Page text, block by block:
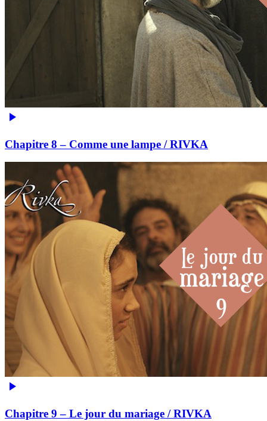
Chapitre 8 – Comme une lampe / RIVKA
Chapitre 9 – Le jour du mariage / RIVKA